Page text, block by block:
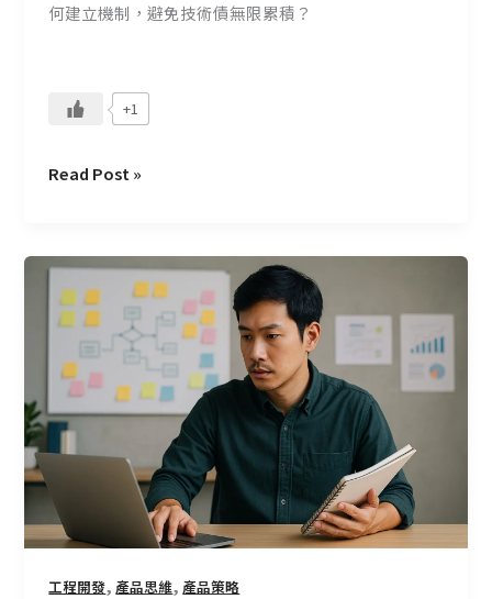
何建立機制，避免技術債無限累積？
+1
Read Post »
工程開發, 產品思維, 產品策略
別
怕
技
債：
CMoney
如
何
「可
變
帶